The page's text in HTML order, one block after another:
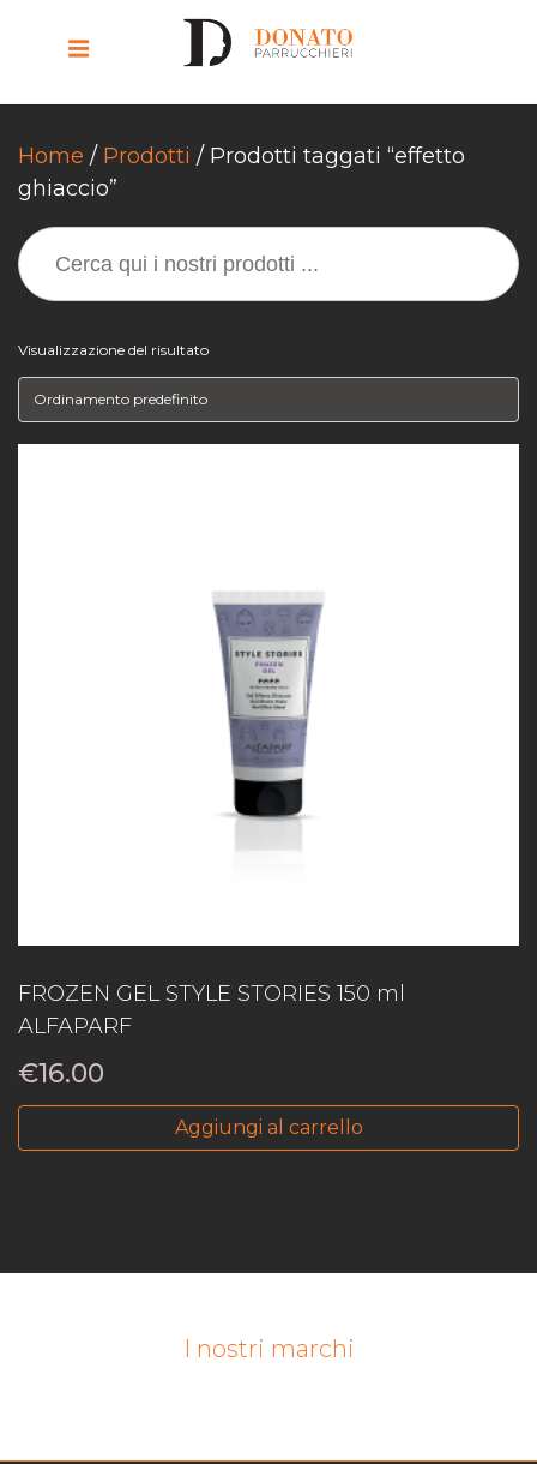
Home / Prodotti / Prodotti taggati “effetto
ghiaccio”
SEARCH
FOR:
Visualizzazione del risultato
FROZEN GEL STYLE STORIES 150 ml
ALFAPARF
€16.00
Aggiungi al carrello
I nostri marchi